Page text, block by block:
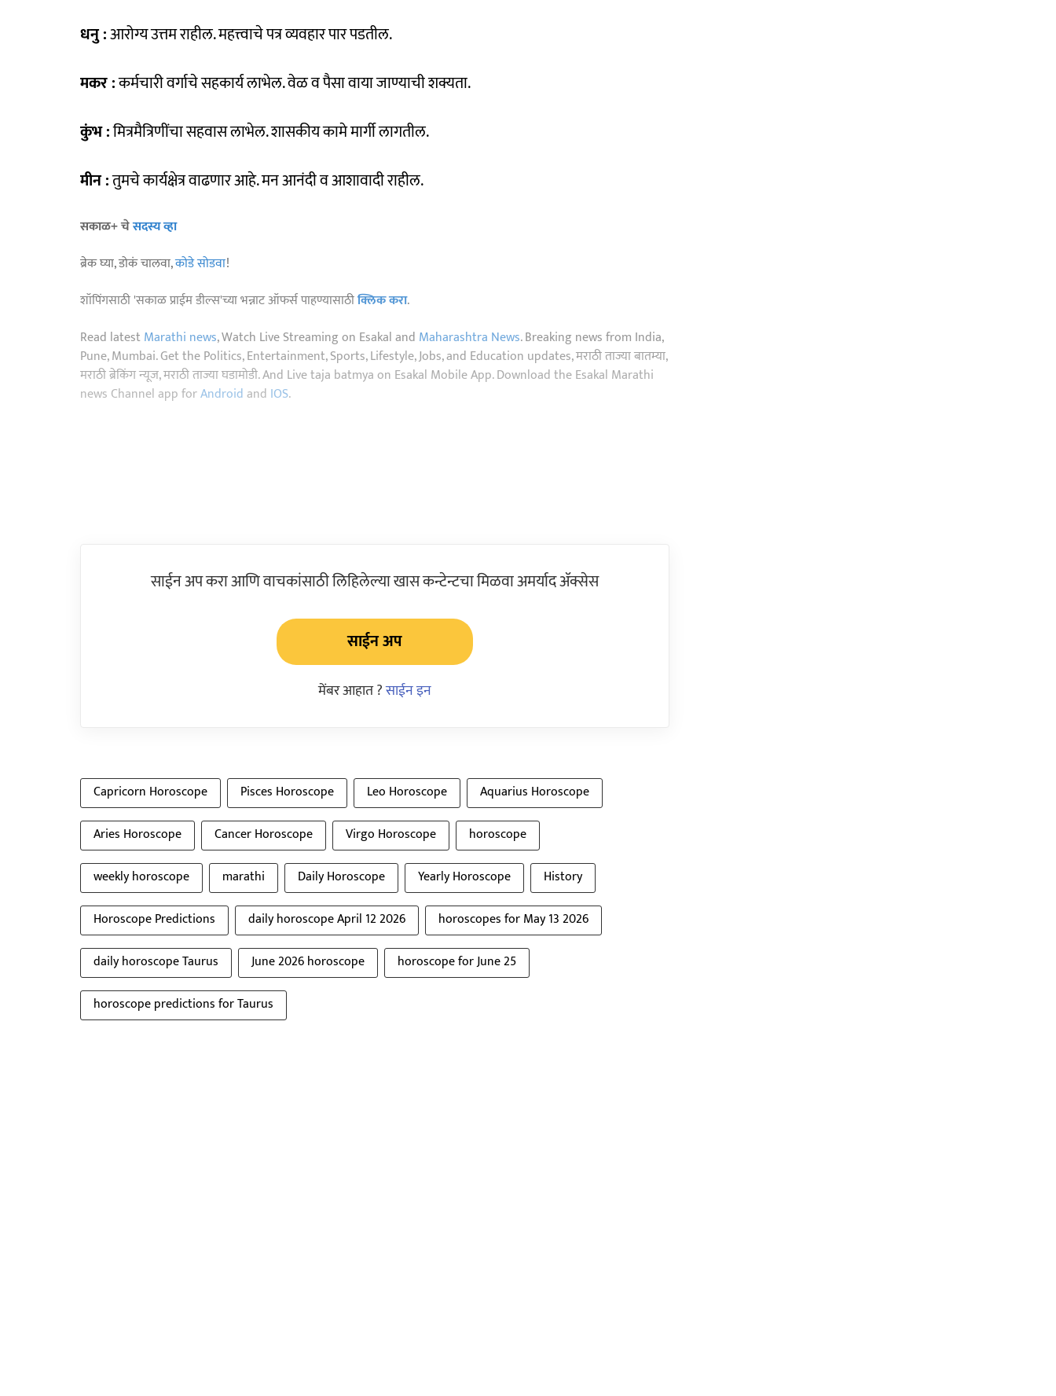
धनु :आरोग्य उत्तम राहील. महत्त्वाचे पत्र व्यवहार पार पडतील.
मकर :कर्मचारी वर्गाचे सहकार्य लाभेल. वेळ व पैसा वाया जाण्याची शक्यता.
कुंभ :मित्रमैत्रिणींचा सहवास लाभेल. शासकीय कामे मार्गी लागतील.
मीन :तुमचे कार्यक्षेत्र वाढणार आहे. मन आनंदी व आशावादी राहील.
सकाळ+ चेसदस्य व्हा
ब्रेक घ्या, डोकं चालवा,कोडे सोडवा!
शॉपिंगसाठी 'सकाळ प्राईम डील्स'च्या भन्नाट ऑफर्स पाहण्यासाठीक्लिक करा.
Read latestMarathi news, Watch Live Streaming on Esakal and Maharashtra News. Breaking news from India,
Pune, Mumbai. Get the Politics, Entertainment, Sports, Lifestyle, Jobs, and Education updates, मराठी ताज्या बातम्या,
मराठी ब्रेकिंग न्यूज, मराठी ताज्या घडामोडी. And Live taja batmya on Esakal Mobile App. Download the Esakal Marathi
news Channel app forAndroidand IOS.
साईन अप करा आणि वाचकांसाठी लिहिलेल्या खास कन्टेन्टचा मिळवा अमर्याद ॲक्सेस
साईन अप
मेंबर आहात ?साईन इन
Capricorn Horoscope Pisces Horoscope Leo Horoscope
Aquarius Horoscope
Aries Horoscope
Cancer Horoscope Virgo Horoscope
horoscope
weekly horoscope
marathi Daily Horoscope Yearly Horoscope
History
Horoscope Predictions
daily horoscope April 12 2026
horoscopes for May 13 2026
daily horoscope Taurus
June 2026 horoscope
horoscope for June 25
horoscope predictions for Taurus